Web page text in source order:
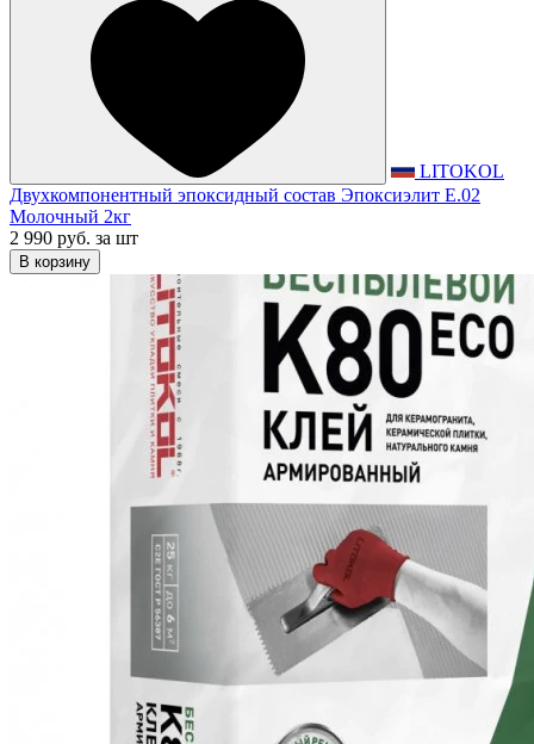
LITOKOL
Двухкомпонентный эпоксидный состав Эпоксиэлит E.02
Молочный 2кг
2 990 руб. за шт
В корзину